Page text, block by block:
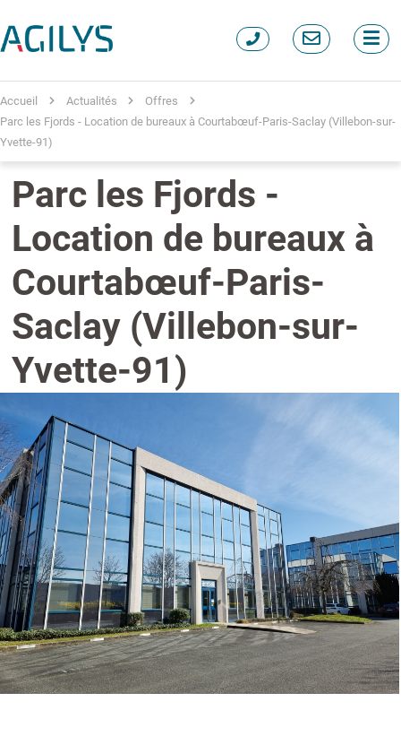
Accueil Actualités
Offres
Parc les Fjords - Location de bureaux à Courtabœuf-Paris-Saclay (Villebon-sur-
Yvette-91)
Parc les Fjords -
Location de bureaux à
Courtabœuf-Paris-
Saclay (Villebon-sur-
Yvette-91)